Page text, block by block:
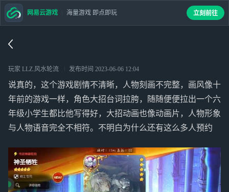
玩家 LLZ.风水轮流 发布时间 2023-06-06 12:04
说真的，这个游戏剧情不清晰，人物刻画不完整，画风像十
年前的游戏一样，角色大招台词拉胯，随随便便拉出一个六
年级小学生都比他写得好，大招动画也像动画片，人物形象
与人物语音完全不相符。不明白为什么还有这么多人预约
网易云游戏 海量游戏 即点即玩 立刻前往